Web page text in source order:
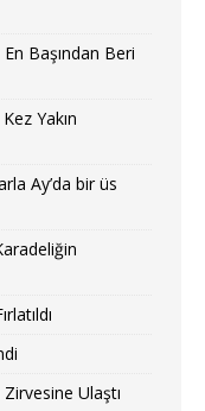
Başından Beri
Yakın
Ay’da bir üs
Ulaştı